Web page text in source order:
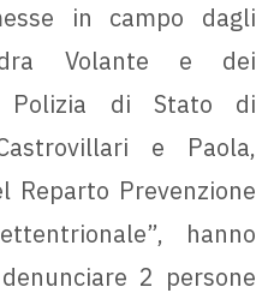
in campo dagli
Volante e dei
Polizia di Stato di
e Paola,
Reparto Prevenzione
hanno
2 persone